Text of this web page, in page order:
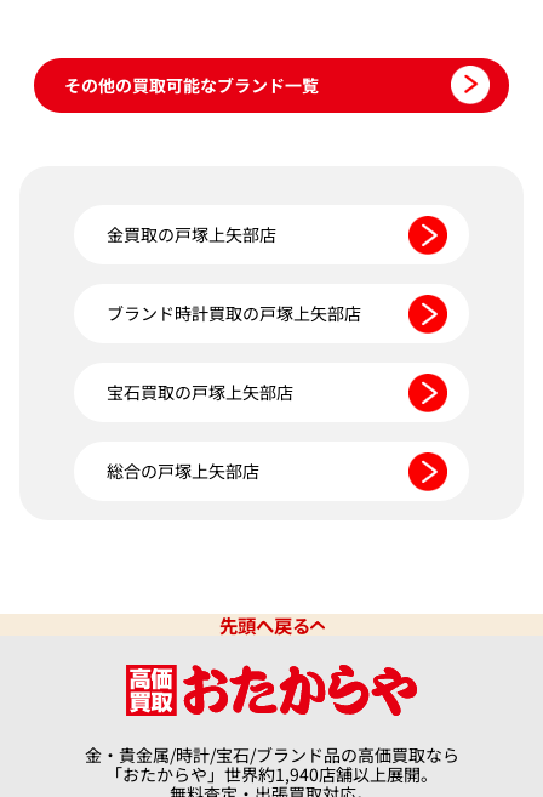
その他の買取可能なブランド一覧
金買取の戸塚上矢部店
ブランド時計買取の戸塚上矢部店
宝石買取の戸塚上矢部店
総合の戸塚上矢部店
先頭へ戻る
金・貴金属/時計/宝石/ブランド品の高価買取なら
「おたからや」世界約1,940店舗以上展開。